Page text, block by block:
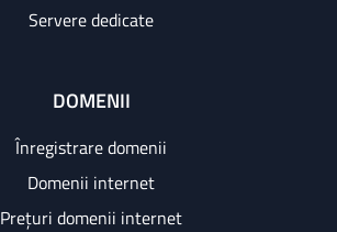
Servere dedicate
DOMENII
Înregistrare domenii
Domenii internet
Prețuri domenii internet